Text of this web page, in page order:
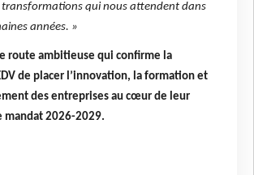
transformations qui nous attendent dans
années. »
route ambitieuse qui confirme la
de placer l’innovation, la formation et
des entreprises au cœur de leur
mandat 2026-2029.